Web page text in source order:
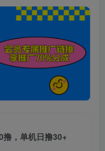
撸，单机日撸30+